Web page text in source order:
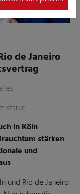
de Janeiro
stärke
in Köln
stärken
und
und Rio de Janeiro